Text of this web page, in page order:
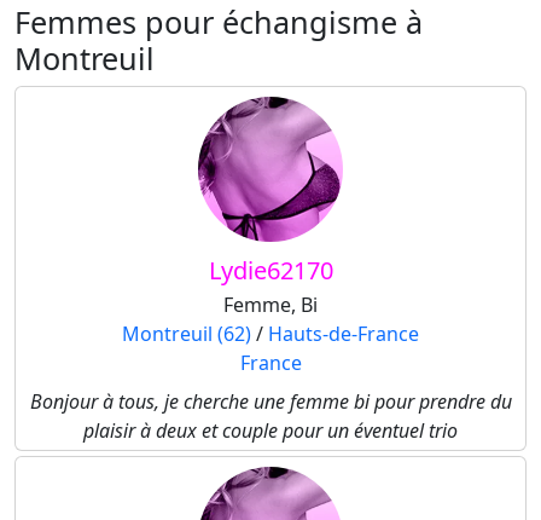
Femmes pour échangisme à
Montreuil
Lydie62170
Femme, Bi
Montreuil (62)/ Hauts-de-France
France
Bonjour à tous, je cherche une femme bi pour prendre du
plaisir à deux et couple pour un éventuel trio